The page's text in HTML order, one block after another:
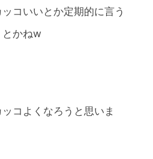
ッコいいとか定期的に言う
とかねw
コよくなろうと思いま